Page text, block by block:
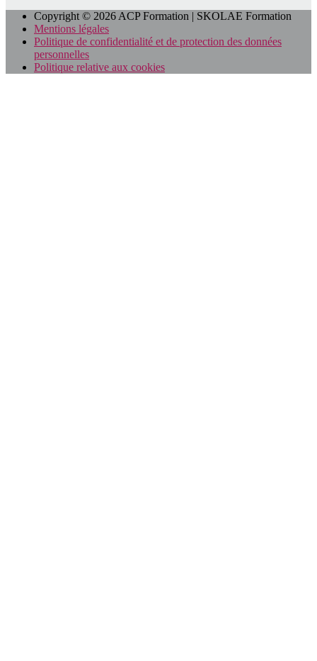
Copyright © 2026 ACP Formation | SKOLAE Formation
Mentions légales
Politique de confidentialité et de protection des données
personnelles
Politique relative aux cookies